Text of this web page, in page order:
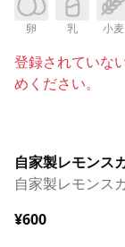
卵 乳 小麦
登録されていな
めください。
自家製レモンス
自家製レモンス
¥600